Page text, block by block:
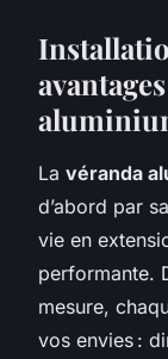
La véranda
d’abord par
vie en
performante.
mesure,
vos envies :